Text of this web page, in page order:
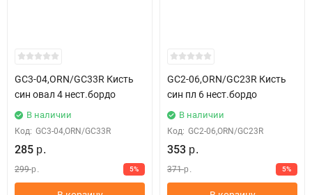
GC3-04,ORN/GC33R Кисть
син овал 4 нест.бордо
В наличии
Код: GC3-04,ORN/GC33R
285 р.
299 р. 5%
GC2-06,ORN/GC23R Кисть
син пл 6 нест.бордо
В наличии
Код: GC2-06,ORN/GC23R
353 р.
371 р. 5%